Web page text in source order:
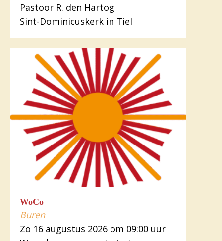
Pastoor R. den Hartog
Sint-Dominicuskerk in Tiel
WoCo
Buren
Zo 16 augustus 2026 om 09:00 uur